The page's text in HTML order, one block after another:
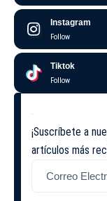
Instagram
Follow
Tiktok
Follow
¡Suscríbete a
artículos más